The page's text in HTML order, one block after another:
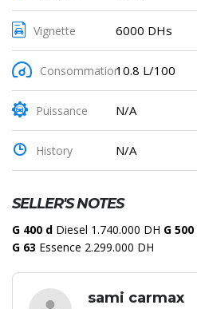
Vignette 6000 DHs
Consommation10.8 L/100
Puissance N/A
History N/A
SELLER'S NOTES
G 400 d Diesel 1.740.000 DH G 500
G 63 Essence 2.299.000 DH
sami carmax